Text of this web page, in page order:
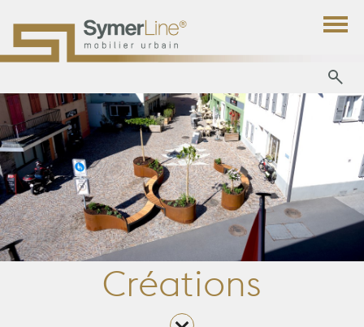
Créations